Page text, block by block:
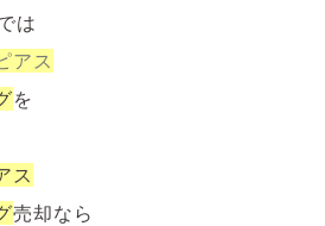
は
アス
を
ス
売却なら